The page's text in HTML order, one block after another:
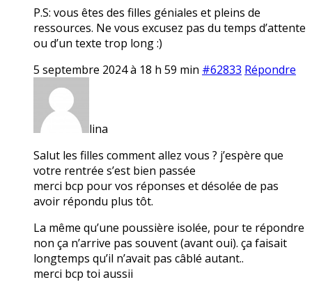
P.S: vous êtes des filles géniales et pleins de
ressources. Ne vous excusez pas du temps d’attente
ou d’un texte trop long :)
5 septembre 2024 à 18 h 59 min #62833 Répondre
lina
Salut les filles comment allez vous ? j’espère que
votre rentrée s’est bien passée
merci bcp pour vos réponses et désolée de pas
avoir répondu plus tôt.
La même qu’une poussière isolée, pour te répondre
non ça n’arrive pas souvent (avant oui). ça faisait
longtemps qu’il n’avait pas câblé autant..
merci bcp toi aussii